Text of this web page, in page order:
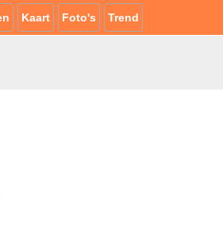
Kaart Foto's Trend